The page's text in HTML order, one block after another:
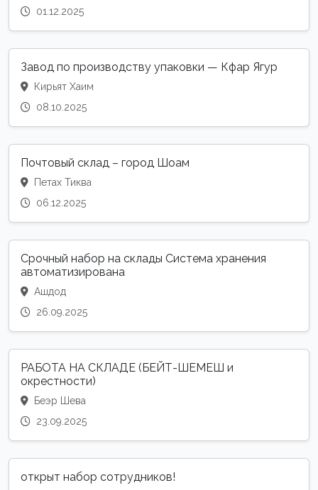
01.12.2025
Завод по производству упаковки — Кфар Ягур
Кирьят Хаим
08.10.2025
Почтовый склад – город Шоам
Петах Тиква
06.12.2025
Срочный набор на склады Система хранения
автоматизирована
Ашдод
26.09.2025
РАБОТА НА СКЛАДЕ (БЕЙТ-ШЕМЕШ и
окрестности)
Беэр Шева
23.09.2025
открыт набор сотрудников!